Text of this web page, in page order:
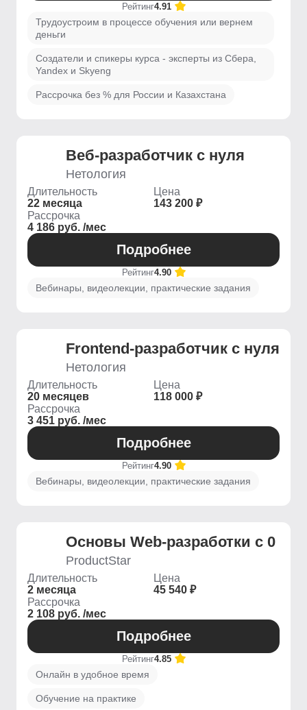
Рейтинг4.91
Трудоустроим в процессе обучения или вернем
деньги
Создатели и спикеры курса - эксперты из Сбера,
Yandex и Skyeng
Рассрочка без % для России и Казахстана
Веб-разработчик с нуля
Нетология
Длительность
22 месяца
Цена
143 200 ₽
Рассрочка
4 186 руб. /мес
Подробнее
Рейтинг4.90
Вебинары, видеолекции, практические задания
Frontend-разработчик с нуля
Нетология
Длительность
20 месяцев
Цена
118 000 ₽
Рассрочка
3 451 руб. /мес
Подробнее
Рейтинг4.90
Вебинары, видеолекции, практические задания
Основы Web-разработки с 0
ProductStar
Длительность
2 месяца
Цена
45 540 ₽
Рассрочка
2 108 руб. /мес
Подробнее
Рейтинг4.85
Онлайн в удобное время
Обучение на практике